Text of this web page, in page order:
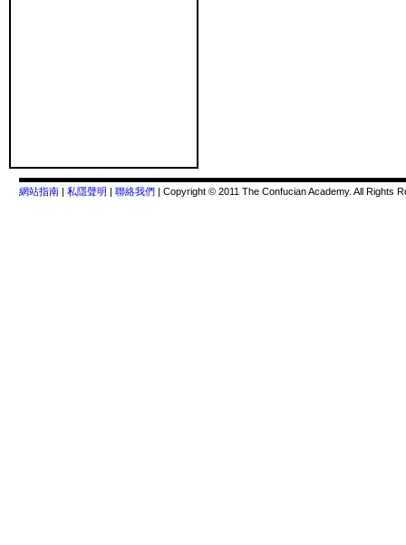
網站指南 | 私隱聲明 | 聯絡我們 | Copyright © 2011 The Confucian Academy. All Rights